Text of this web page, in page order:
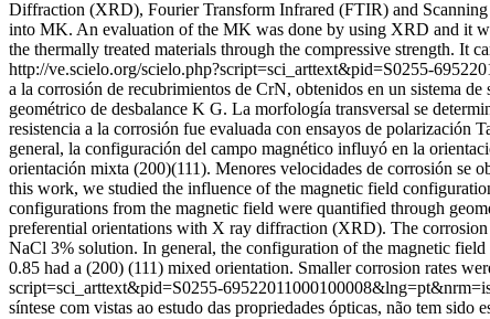
Diffraction (XRD), Fourier Transform Infrared (FTIR) and
into MK. An evaluation of the MK was done by using XRD and it
the thermally treated materials through the compressive strength. It
http://ve.scielo.org/scielo.php?script=sci_arttext&pid=S0255-
a la corrosión de recubrimientos de CrN, obtenidos en un sistema
geométrico de desbalance K G. La morfología transversal se
resistencia a la corrosión fue evaluada con ensayos de
general, la configuración del campo magnético influyó en la
orientación mixta (200)(111). Menores velocidades de corrosión se
this work, we studied the influence of the magnetic field
configurations from the magnetic field were quantified through
preferential orientations with X ray diffraction (XRD). The
NaCl 3% solution. In general, the configuration of the magnetic
0.85 had a (200) (111) mixed orientation. Smaller corrosion rates
script=sci_arttext&pid=S0255-
síntese com vistas ao estudo das propriedades ópticas, não tem